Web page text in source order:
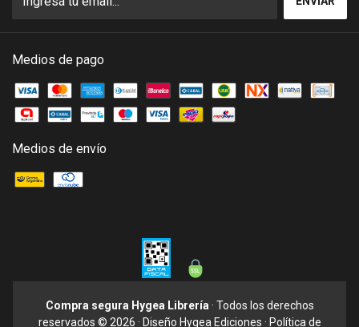
Medios de pago
Medios de envío
Compra segura Hygea Librería· Todos los derechos
reservados © 2026 · Diseño Hygea Ediciones · Política de